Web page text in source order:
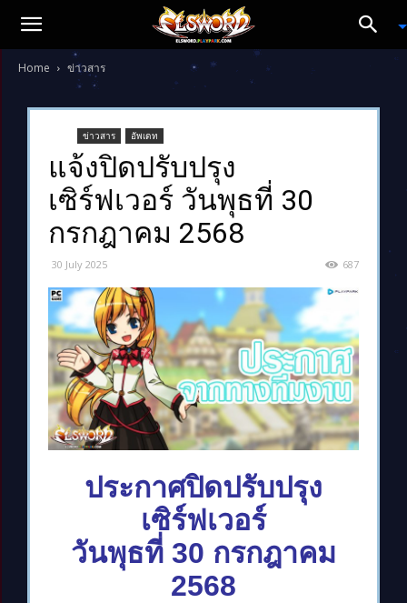
Home ข่าวสาร
ข่าวสาร อัพเดท
แจ้งปิดปรับปรุง
เซิร์ฟเวอร์ วันพุธที่ 30
กรกฎาคม 2568
30 July 2025 687
ประกาศปิดปรับปรุง
เซิร์ฟเวอร์
วันพุธที่ 30 กรกฎาคม
2568